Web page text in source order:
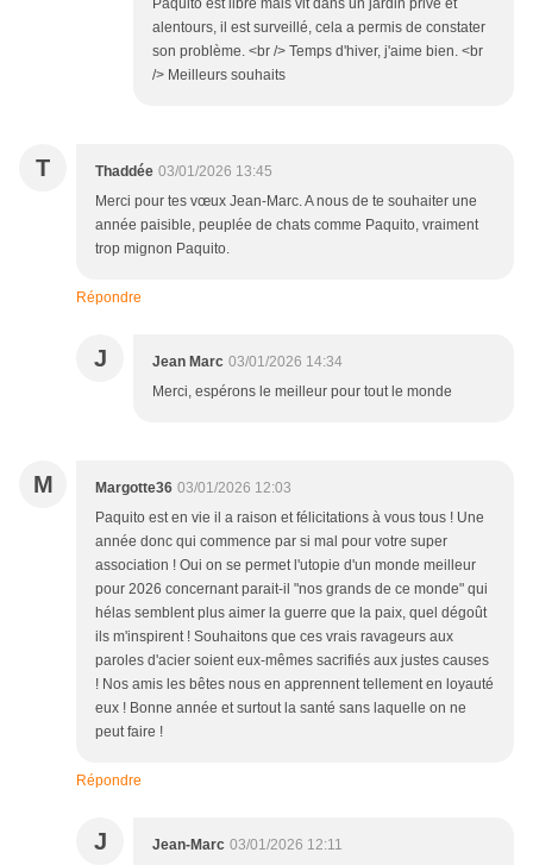
Paquito est libre mais vit dans un jardin privé et
alentours, il est surveillé, cela a permis de constater
son problème. <br /> Temps d'hiver, j'aime bien. <br
/> Meilleurs souhaits
T Thaddée 03/01/2026 13:45
Merci pour tes vœux Jean-Marc. A nous de te souhaiter une
année paisible, peuplée de chats comme Paquito, vraiment
trop mignon Paquito.
Répondre
J Jean Marc 03/01/2026 14:34
Merci, espérons le meilleur pour tout le monde
M Margotte36 03/01/2026 12:03
Paquito est en vie il a raison et félicitations à vous tous ! Une
année donc qui commence par si mal pour votre super
association ! Oui on se permet l'utopie d'un monde meilleur
pour 2026 concernant parait-il "nos grands de ce monde" qui
hélas semblent plus aimer la guerre que la paix, quel dégoût
ils m'inspirent ! Souhaitons que ces vrais ravageurs aux
paroles d'acier soient eux-mêmes sacrifiés aux justes causes
! Nos amis les bêtes nous en apprennent tellement en loyauté
eux ! Bonne année et surtout la santé sans laquelle on ne
peut faire !
Répondre
J Jean-Marc 03/01/2026 12:11